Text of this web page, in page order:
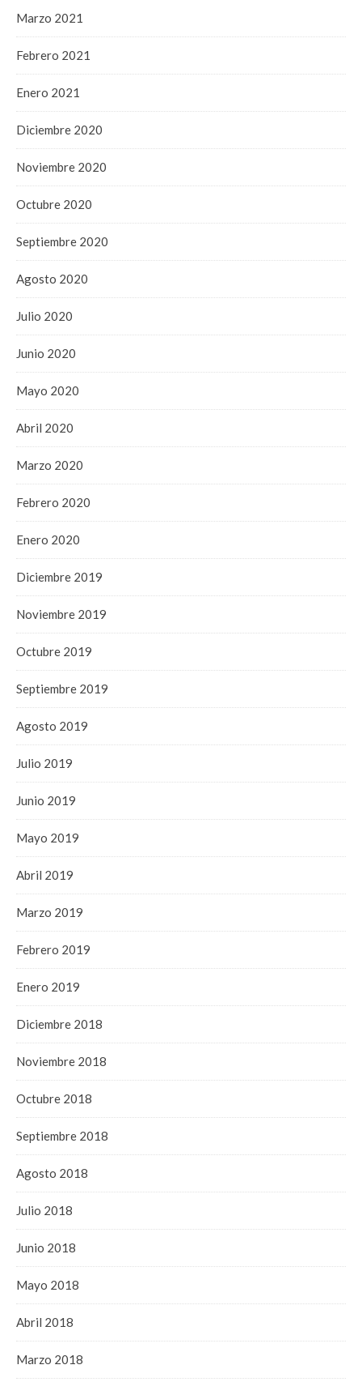
Marzo 2021
Febrero 2021
Enero 2021
Diciembre 2020
Noviembre 2020
Octubre 2020
Septiembre 2020
Agosto 2020
Julio 2020
Junio 2020
Mayo 2020
Abril 2020
Marzo 2020
Febrero 2020
Enero 2020
Diciembre 2019
Noviembre 2019
Octubre 2019
Septiembre 2019
Agosto 2019
Julio 2019
Junio 2019
Mayo 2019
Abril 2019
Marzo 2019
Febrero 2019
Enero 2019
Diciembre 2018
Noviembre 2018
Octubre 2018
Septiembre 2018
Agosto 2018
Julio 2018
Junio 2018
Mayo 2018
Abril 2018
Marzo 2018